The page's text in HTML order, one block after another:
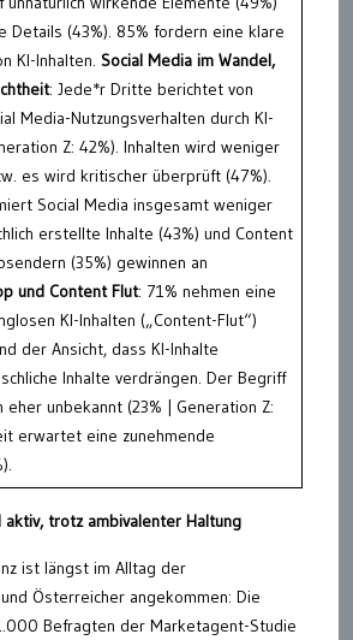
Details (43%). 85% fordern eine klare
KI-Inhalten. Social Media im Wandel,
: Jede*r Dritte berichtet von
Media-Nutzungsverhalten durch KI-
Z: 42%). Inhalten wird weniger
es wird kritischer überprüft (47%).
Social Media insgesamt weniger
erstellte Inhalte (43%) und Content
(35%) gewinnen an
und Content Flut: 71% nehmen eine
KI-Inhalten („Content-Flut“)
der Ansicht, dass KI-Inhalte
Inhalte verdrängen. Der Begriff
eher unbekannt (23% | Generation Z:
erwartet eine zunehmende
aktiv, trotz ambivalenter Haltung
ist längst im Alltag der
Österreicher angekommen: Die
Befragten der Marketagent-Studie